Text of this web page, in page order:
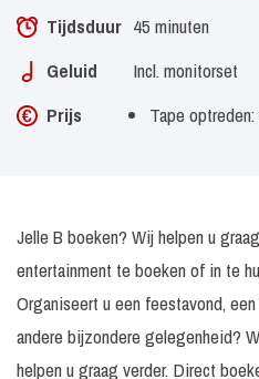
Tijdsduur 45 minuten
Geluid
Incl. monitorset
Prijs
Tape
Jelle B boeken? Wij helpen u
entertainment te boeken of in te
Organiseert u een feestavond,
andere bijzondere gelegenheid?
helpen u graag verder. Direct